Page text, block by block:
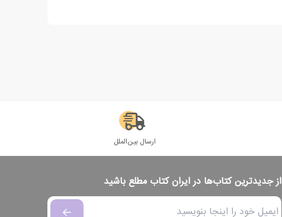
ارسال بین‌الملل
از جدیدترین کتاب‌ها در ایران کتاب مطلع باشید